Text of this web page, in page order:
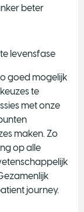
beter
levensfase
goed mogelijk
te
met onze
maken. Zo
op alle
journey.